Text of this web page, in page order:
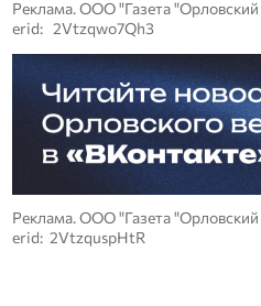
Реклама. ООО "Газета
erid: 2Vtzqwo7Qh3
Реклама. ООО "Газета
erid: 2VtzquspHtR